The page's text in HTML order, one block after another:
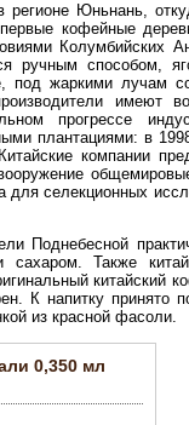
Юньнань,
кофейные
Колумбийских
ручным способом,
под жаркими лучам
имеют
прогрессе
плантациями: в
компании
селекционных
Поднебесной
Также
китайский
К напитку принято
из красной фасоли.
0,350 мл